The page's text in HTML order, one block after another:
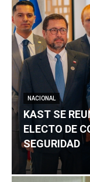
NACIONAL
KAST SE
ELECTO DE
SEGURIDAD